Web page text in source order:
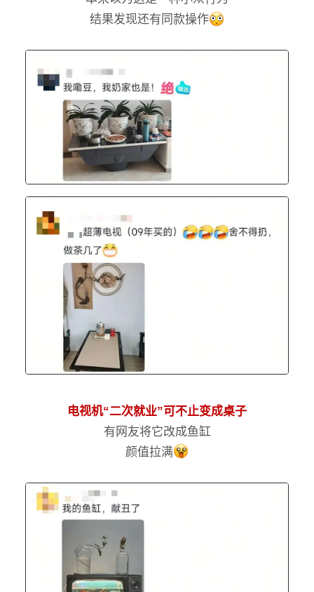
结果发现还有同款操作
电视机“二次就业”可不止变成桌子
有网友将它改成鱼缸
颜值拉满